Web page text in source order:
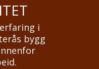
i
bygg